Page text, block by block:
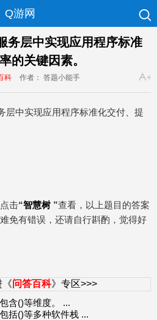
Q游网
务层中实现应用程序标准
的关键因素。
科 作者： 答题小能手
层中实现应用程序标准化交付、提
击“智慧树”查看，以上题目的答案
免有错误，还请自行斟酌，觉得好
《问答百科》专区>>>
含()等维度。
...
括()等多种软件栈 ...